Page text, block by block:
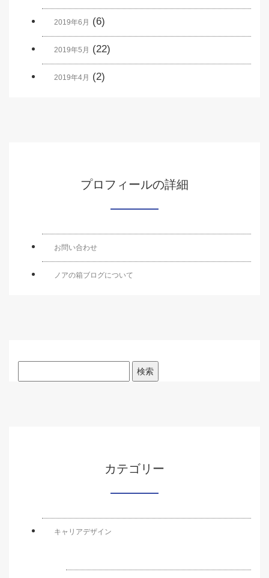
2019年6月 (6)
2019年5月 (22)
2019年4月 (2)
プロフィールの詳細
お問い合わせ
ノアの箱ブログについて
カテゴリー
キャリアデザイン